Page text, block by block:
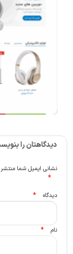
دیدگاهتان را
نشانی ایمیل شما
*
دیدگاه *
نام *